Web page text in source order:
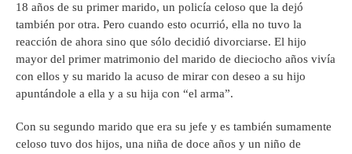
18 años de su primer marido, un policía celoso que la dejó
también por otra. Pero cuando esto ocurrió, ella no tuvo la
reacción de ahora sino que sólo decidió divorciarse. El hijo
mayor del primer matrimonio del marido de dieciocho años vivía
con ellos y su marido la acuso de mirar con deseo a su hijo
apuntándole a ella y a su hija con “el arma”.
Con su segundo marido que era su jefe y es también sumamente
celoso tuvo dos hijos, una niña de doce años y un niño de